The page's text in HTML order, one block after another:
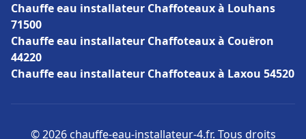
Chauffe eau installateur Chaffoteaux à Louhans
71500
Chauffe eau installateur Chaffoteaux à Couëron
44220
Chauffe eau installateur Chaffoteaux à Laxou 54520
© 2026 chauffe-eau-installateur-4.fr. Tous droits